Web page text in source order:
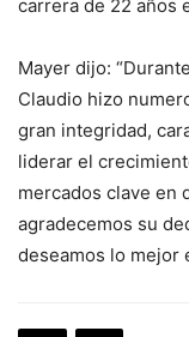
carrera de 22 años
Mayer dijo:
Claudio hizo
gran integridad,
liderar el
mercados clave en
agradecemos su
deseamos lo mejor